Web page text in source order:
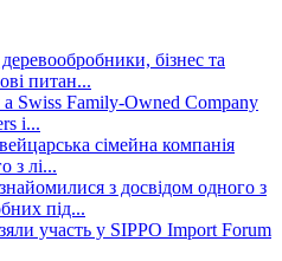
бізнес та
питан...
Swiss Family-Owned Company
i...
сімейна компанія
з лі...
з досвідом одного з
під...
участь у SIPPO Import Forum